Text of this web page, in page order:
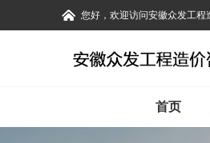
您好，欢迎访问安徽众发工程
首页